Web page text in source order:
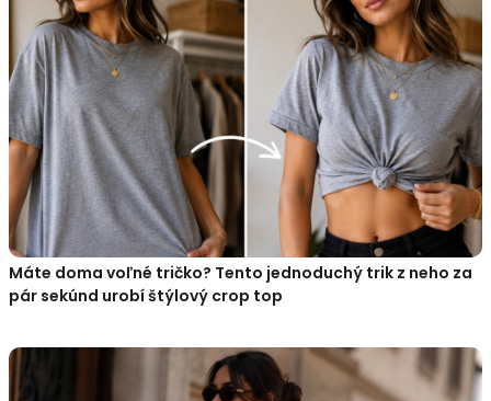
Máte doma voľné tričko? Tento jednoduchý trik z neho za
pár sekúnd urobí štýlový crop top